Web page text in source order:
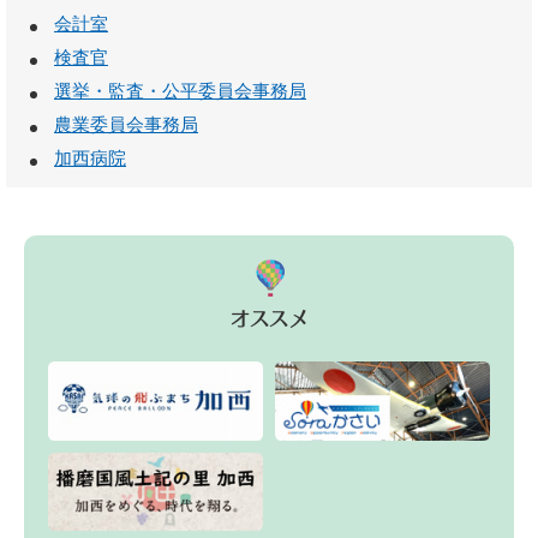
会計室
検査官
選挙・監査・公平委員会事務局
農業委員会事務局
加西病院